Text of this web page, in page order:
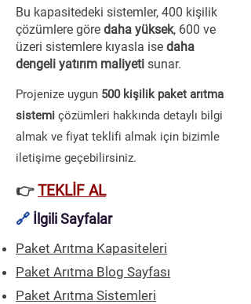
Bu kapasitedeki sistemler, 400 kişilik
çözümlere göre daha yüksek, 600 ve
üzeri sistemlere kıyasla ise daha
dengeli yatırım maliyeti sunar.
​Projenize uygun 500 kişilik paket arıtma
sistemi çözümleri hakkında detaylı bilgi
almak ve fiyat teklifi almak için bizimle
iletişime geçebilirsiniz.
👉TEKLİF AL
🔗 İlgili Sayfalar
Paket Arıtma Kapasiteleri
Paket Arıtma Blog Sayfası
Paket Arıtma Sistemleri